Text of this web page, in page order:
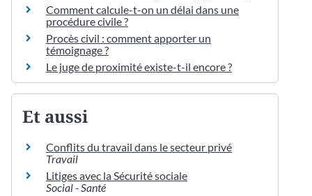
Comment calcule-t-on un délai dans une
procédure civile ?
Procès civil : comment apporter un
témoignage ?
Le juge de proximité existe-t-il encore ?
Et aussi
Conflits du travail dans le secteur privé
Travail
Litiges avec la Sécurité sociale
Social - Santé